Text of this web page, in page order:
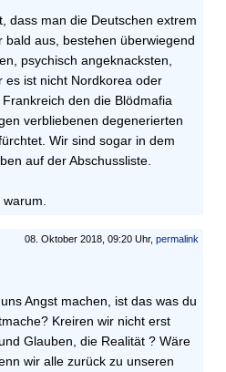
dass man die Deutschen extrem
bald aus, bestehen überwiegend
psychisch angeknacksten,
es ist nicht Nordkorea oder
den die Blödmafia
verbliebenen degenerierten
Wir sind sogar in dem
auf der Abschussliste.
08. Oktober 2018, 09:20 Uhr, permalink
Angst machen, ist das was du
Kreiren wir nicht erst
Glauben, die Realität ? Wäre
wir alle zurück zu unseren